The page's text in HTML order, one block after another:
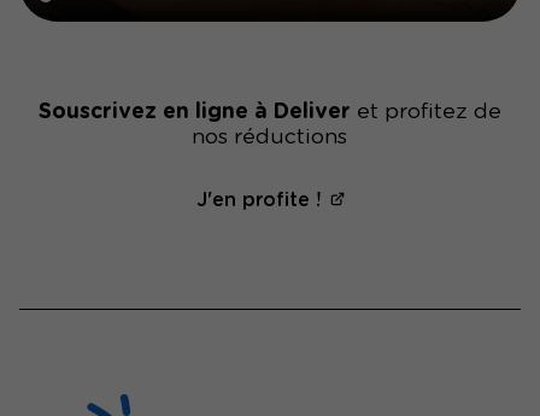
Souscrivez en ligne à Deliver et profitez de
nos réductions
J'en profite !